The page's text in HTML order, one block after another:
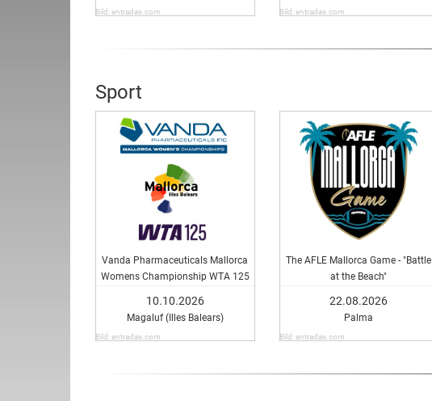
Bild: entradas.com Bild: entradas.com
Sport
Vanda Pharmaceuticals Mallorca
Womens Championship WTA 125
10.10.2026
Magaluf (Illes Balears)
Bild: entradas.com
The AFLE Mallorca Game - "Battle
at the Beach"
22.08.2026
Palma
Bild: entradas.com